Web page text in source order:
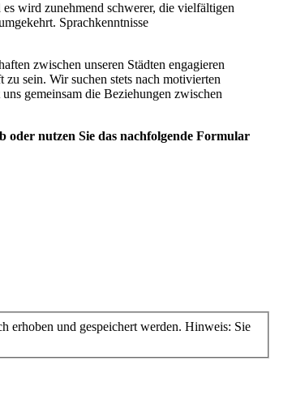
wird zunehmend schwerer, die vielfältigen
Sprachkenntnisse
zwischen unseren Städten engagieren
sein. Wir suchen stets nach motivierten
gemeinsam die Beziehungen zwischen
oder nutzen Sie das nachfolgende Formular
erhoben und gespeichert werden. Hinweis: Sie